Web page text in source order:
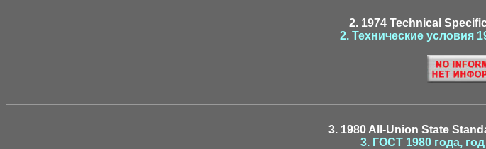
2. 1974 Technical
2. Технические условия
3. 1980 All-Union State
3. ГОСТ 1980 года,